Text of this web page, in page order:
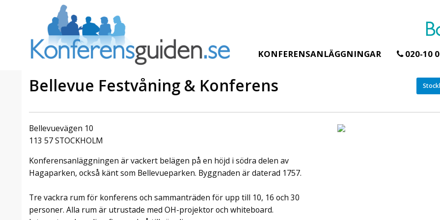
KONFERENSANLÄGGNINGAR 020-10
Bellevue Festvåning & Konferens
Bellevuevägen 10
113 57 STOCKHOLM
Konferensanläggningen är vackert belägen på en höjd i södra delen av
Hagaparken, också känt som Bellevueparken. Byggnaden är daterad 1757.
Tre vackra rum för konferens och sammanträden för upp till 10, 16 och 30
personer. Alla rum är utrustade med OH-projektor och whiteboard.
av att
Stockholm Hotel
Julerbjudande
2026 hos oss. Mellan den 23
november och 19 december
hantverk, tradi ...
Ta över ett helt hotell. På
stranden i Åhus. För grupper
Konferens. Under er vistelse är
hela hotellet ert ...